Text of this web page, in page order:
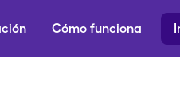
Cómo funciona